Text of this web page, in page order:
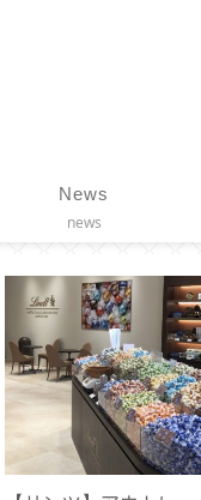
News
news